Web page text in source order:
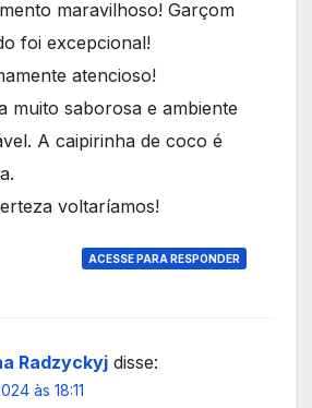
maravilhoso! Garçom
foi excepcional!
atencioso!
muito saborosa e ambiente
A caipirinha de coco é
voltaríamos!
ACESSE PARA RESPONDER
Radzyckyj disse:
às 18:11